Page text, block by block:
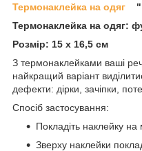
Термонаклейка на одяг
Термонаклейка на одяг:
Розмір: 15 х 16,5 см
З термонаклейками ваші
найкращий варіант
дефекти: дірки, зачіпки,
Спосіб застосування:
Покладіть наклейку на
Зверху наклейки